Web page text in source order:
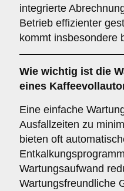
integrierte
Betrieb effizienter
kommt insbesondere
Wie wichtig ist die
eines
Eine einfache
Ausfallzeiten zu
bieten oft
Wartungsaufwand
Wartungsfreundliche